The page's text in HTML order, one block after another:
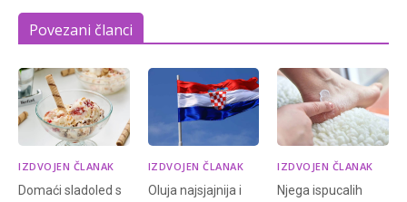
Povezani članci
IZDVOJEN ČLANAK
Domaći sladoled s
IZDVOJEN ČLANAK
Oluja najsjajnija i
IZDVOJEN ČLANAK
Njega ispucalih